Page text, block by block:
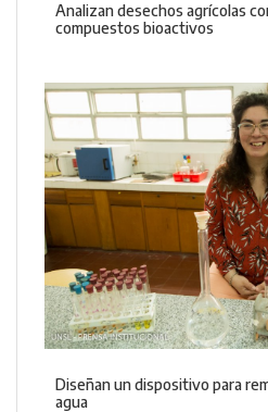
Analizan desechos agrícolas
compuestos bioactivos
Diseñan un dispositivo para
agua